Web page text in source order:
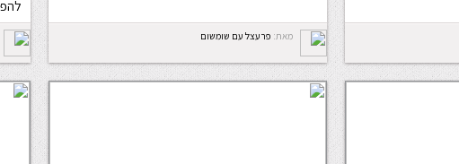
מאת: פרעצל עם שומשום